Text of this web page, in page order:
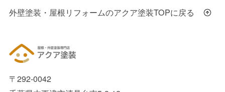
外壁塗装・屋根リフォームのアクア塗装TOPに戻る
〒292-0042